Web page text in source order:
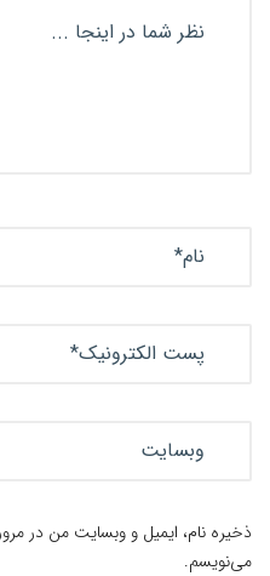
ذخیره نام، ایمیل و وبسایت من در
می‌نویسم.